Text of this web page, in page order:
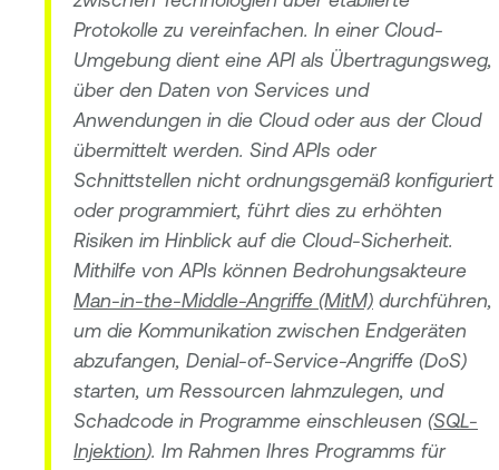
Protokolle zu vereinfachen. In einer Cloud-
Umgebung dient eine API als Übertragungsweg,
über den Daten von Services und
Anwendungen in die Cloud oder aus der Cloud
übermittelt werden. Sind APIs oder
Schnittstellen nicht ordnungsgemäß konfiguriert
oder programmiert, führt dies zu erhöhten
Risiken im Hinblick auf die Cloud-Sicherheit.
Mithilfe von APIs können Bedrohungsakteure
Man-in-the-Middle-Angriffe (MitM) durchführen,
um die Kommunikation zwischen Endgeräten
abzufangen, Denial-of-Service-Angriffe (DoS)
starten, um Ressourcen lahmzulegen, und
Schadcode in Programme einschleusen (SQL-
Injektion). Im Rahmen Ihres Programms für